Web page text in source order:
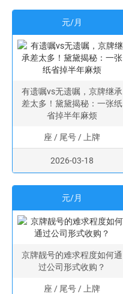
元/月
有遗嘱vs无遗嘱，京牌继承
差太多！黛黛揭秘：一张纸
省掉半年麻烦
座 / 尾号 / 上牌
2026-03-18
元/月
京牌靓号的难求程度如何通
过公司形式收购？
座 / 尾号 / 上牌